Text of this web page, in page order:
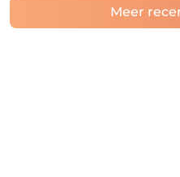
Meer